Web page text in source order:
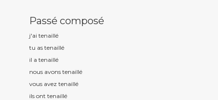
Passé composé
j'ai tenaillé
tu as tenaillé
il a tenaillé
nous avons tenaillé
vous avez tenaillé
ils ont tenaillé